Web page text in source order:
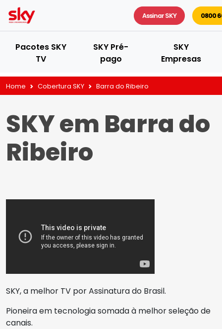
Assinar SKY 0800
Pacotes SKY
TV
SKY Pré-
pago
SKY
Empresas
Home Cobertura SKY Barra do Ribeiro
SKY em Barra do
Ribeiro
SKY, a melhor TV por Assinatura do Brasil.
Pioneira em tecnologia somada à melhor seleção de
canais.